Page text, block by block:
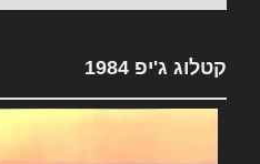
קטלוג ג'יפ 1984